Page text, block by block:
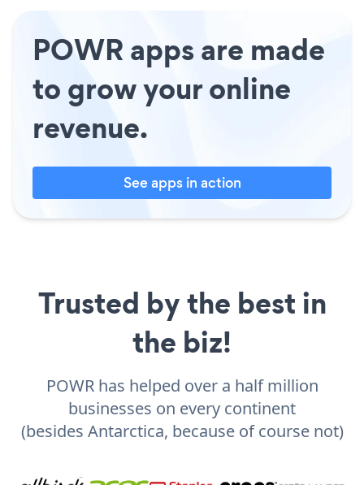
POWR apps are made
to grow your online
revenue.
See apps in action
Trusted by the best in
the biz!
POWR has helped over a half million
businesses on every continent
(besides Antarctica, because of course not)